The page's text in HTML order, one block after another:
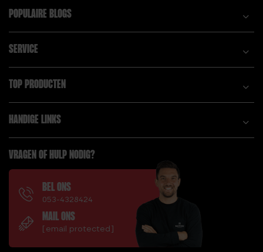
POPULAIRE BLOGS
SERVICE
TOP PRODUCTEN
HANDIGE LINKS
VRAGEN OF HULP NODIG?
BEL ONS
053-4328424
MAIL ONS
[email protected]